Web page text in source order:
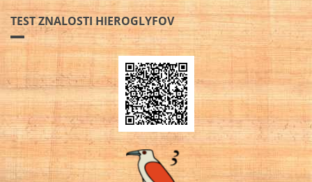
TEST ZNALOSTI HIEROGLYFOV